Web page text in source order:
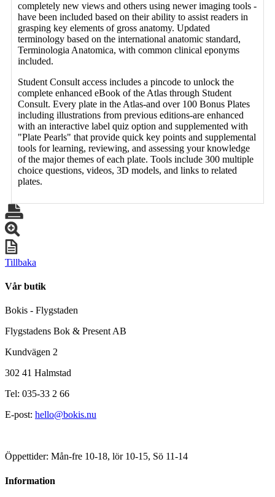
completely new views and others using newer imaging tools -
have been included based on their ability to assist readers in
grasping key elements of gross anatomy. Updated
terminology based on the international anatomic standard,
Terminologia Anatomica, with common clinical eponyms
included.
Student Consult access includes a pincode to unlock the
complete enhanced eBook of the Atlas through Student
Consult. Every plate in the Atlas-and over 100 Bonus Plates
including illustrations from previous editions-are enhanced
with an interactive label quiz option and supplemented with
"Plate Pearls" that provide quick key points and supplemental
tools for learning, reviewing, and assessing your knowledge
of the major themes of each plate. Tools include 300 multiple
choice questions, videos, 3D models, and links to related
plates.
Tillbaka
Vår butik
Bokis - Flygstaden
Flygstadens Bok & Present AB
Kundvägen 2
302 41 Halmstad
Tel: 035-33 2 66
E-post: hello@bokis.nu
Öppettider: Mån-fre 10-18, lör 10-15, Sö 11-14
Information